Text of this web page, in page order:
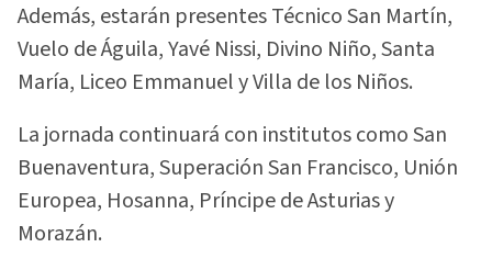
Además, estarán presentes Técnico San Martín,
Vuelo de Águila, Yavé Nissi, Divino Niño, Santa
María, Liceo Emmanuel y Villa de los Niños.
La jornada continuará con institutos como San
Buenaventura, Superación San Francisco, Unión
Europea, Hosanna, Príncipe de Asturias y
Morazán.